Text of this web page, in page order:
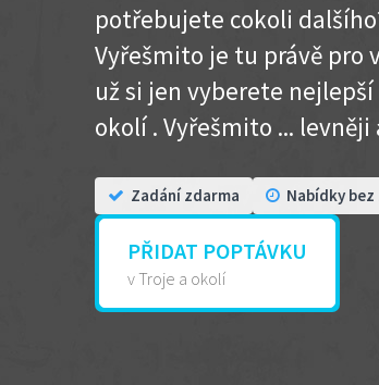
potřebujete cokoli
Vyřešmito je tu právě pro
už si jen vyberete
okolí . Vyřešmito ... levněji
Zadání zdarma Nabídky
PŘIDAT POPTÁVKU
v Troje a okolí